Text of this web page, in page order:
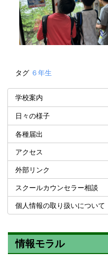
タグ ６年生
学校案内
日々の様子
各種届出
アクセス
外部リンク
スクールカウンセラー相談
個人情報の取り扱いについて
情報モラル